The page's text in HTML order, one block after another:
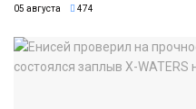
05 августа 474